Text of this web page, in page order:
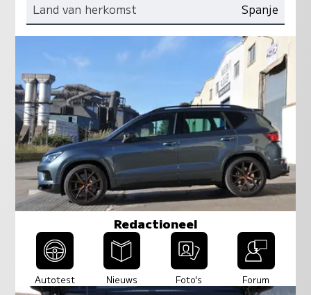
Land van herkomst
Spanje
Redactioneel
Autotest Nieuws Foto's Forum